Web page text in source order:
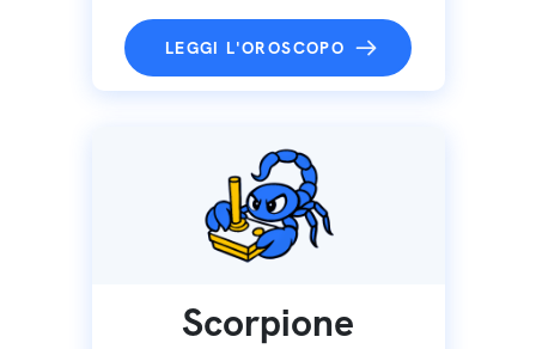
LEGGI L'OROSCOPO
Scorpione